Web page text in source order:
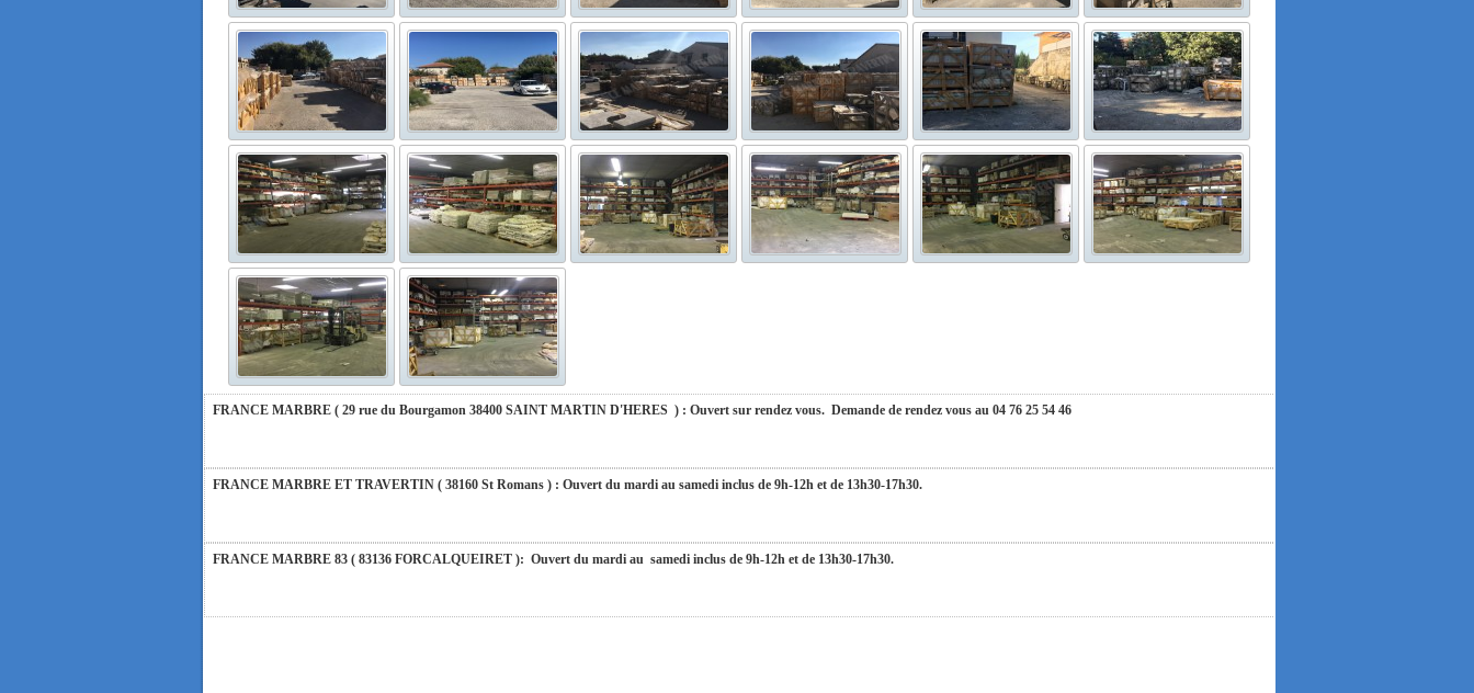
FRANCE MARBRE 13 ( 13680 LANCON PROVENCE ): Ouvert du mardi au samedi inclus de 9h-12h et de 13h30-17h30.
FRANCE MARBRE 84 ( 84600 VALREAS ): Ouvert du mardi au samedi inclus de 9h-12h et de 13h30-17h30.
FERMETURE POUR CONGES ANNUELS : Nous serons fermés du 10 au 31 août 2026. Pendant cette période, pour toute demande, nous vous invitons à nous contacter par e-mail. Nous
vous répondrons dans les meilleurs délais. Nous aurons le plaisir de vous retrouver dès le 01 septembre 2026 à 9h. Merci de votre compréhension et nous vous souhaitons un très bel été !
FRANCE MARBRE ( 29 rue du Bourgamon 38400 SAINT MARTIN D'HERES ) : Ouvert sur rendez vous. Demande de rendez vous au 04 76 25 54 46
FRANCE MARBRE ET TRAVERTIN ( 38160 St Romans ) : Ouvert du mardi au samedi inclus de 9h-12h et de 13h30-17h30.
FRANCE MARBRE 83 ( 83136 FORCALQUEIRET ): Ouvert du mardi au samedi inclus de 9h-12h et de 13h30-17h30.